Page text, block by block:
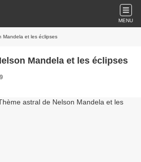
MENU
Mandela et les éclipses
Mandela et les éclipses